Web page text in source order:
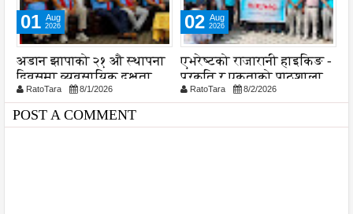
01 Aug
2026
अडान झापाको २१ औ स्थापना
दिवसमा व्यवसायिक दक्षता,
विश्वसनीयता र गुणस्तरमा
जोड
RatoTara 8/1/2026
02 Aug
2026
एभरेष्टको राजारानी हाइकिङ -
प्रकृति र एकताको पाठशाला
RatoTara 8/2/2026
POST A COMMENT